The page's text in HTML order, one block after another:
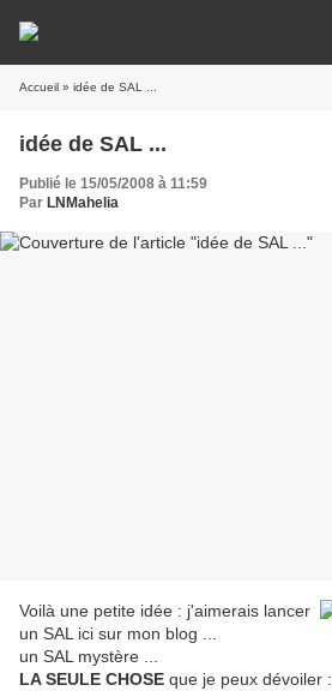
Accueil » idée de SAL ...
idée de SAL ...
Publié le 15/05/2008 à 11:59
Par LNMahelia
Voilà une petite idée : j'aimerais lancer
un SAL ici sur mon blog ...
un SAL mystère ...
LA SEULE CHOSE que je peux dévoiler :